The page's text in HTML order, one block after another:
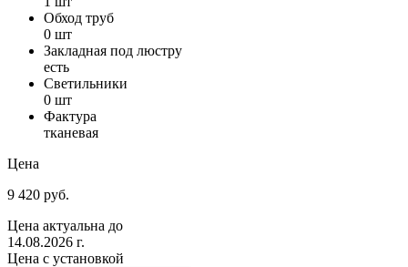
Обход труб
0 шт
Закладная под люстру
есть
Светильники
0 шт
Фактура
тканевая
Цена
9 420 руб.
Цена актуальна до
14.08.2026 г.
Цена с установкой